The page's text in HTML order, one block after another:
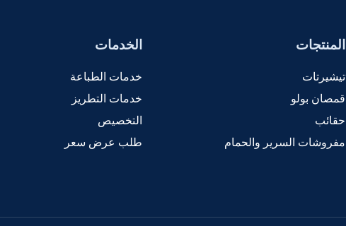
المنتجات
تيشيرتات
قمصان بولو
حقائب
مفروشات السرير والحمام
الخدمات
خدمات الطباعة
خدمات التطريز
التخصيص
طلب عرض سعر